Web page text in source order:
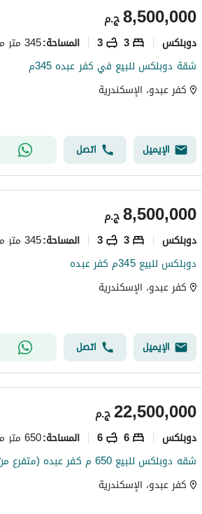
ج.م8,500,000
دوبلكس 3
3 المساحة:345 متر مربع
شقة دوبلكس للبيع في كفر عبده 345م
كفر عبدو، الإسكندرية
الإيميل اتصل
ج.م8,500,000
دوبلكس 3
3 المساحة:345 متر مربع
دوبلكس للبيع 345م كفر عبده
كفر عبدو، الإسكندرية
الإيميل اتصل
ج.م22,500,000
دوبلكس 6
6 المساحة:650 متر مربع
كفر عبدو، الإسكندرية